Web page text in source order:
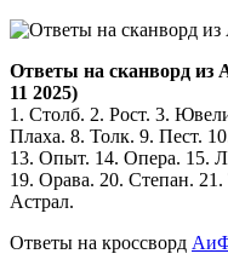
Ответы на сканворд
11 2025)
1. Столб. 2. Рост. 3.
Плаха. 8. Толк. 9. Пест.
13. Опыт. 14. Опера. 15.
19. Орава. 20. Степан.
Астрал.
Ответы на кроссворд АиФ